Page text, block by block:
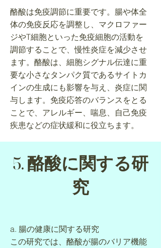
酪酸は免疫調節に重要です。腸や体全
体の免疫反応を調整し、マクロファー
ジやT細胞といった免疫細胞の活動を
調節することで、慢性炎症を減少させ
ます。酪酸は、細胞シグナル伝達に重
要な小さなタンパク質であるサイトカ
インの生成にも影響を与え、炎症に関
与します。免疫応答のバランスをとる
ことで、アレルギー、喘息、自己免疫
疾患などの症状緩和に役立ちます。
5. 酪酸に関する研
究
a. 腸の健康に関する研究
この研究では、酪酸が腸のバリア機能